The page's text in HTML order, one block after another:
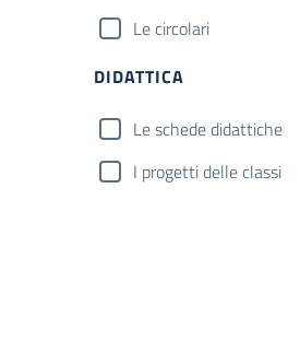
Le circolari
DIDATTICA
Le schede didattiche
I progetti delle classi